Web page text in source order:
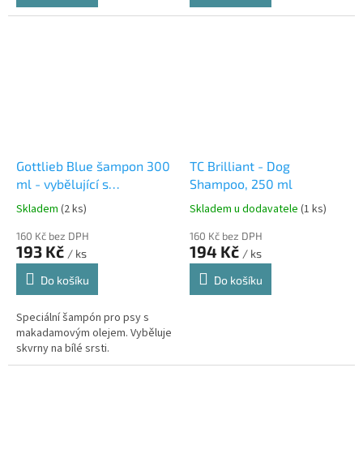
Gottlieb Blue šampon 300
ml - vybělující s
makadamovým olejem
Skladem (2 ks)
160 Kč bez DPH
193 Kč / ks
Do košíku
Speciální šampón pro psy s
makadamovým olejem. Vyběluje
skvrny na bílé srsti.
TC Brilliant - Dog
Shampoo, 250 ml
Skladem u dodavatele (1 ks)
160 Kč bez DPH
194 Kč / ks
Do košíku